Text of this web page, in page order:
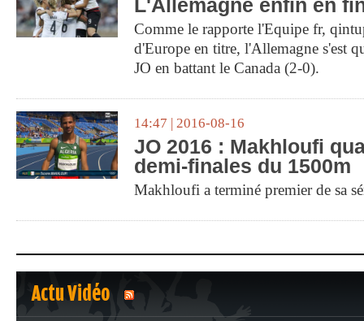
L'Allemagne enfin en
Comme le rapporte l'Equipe fr,
d'Europe en titre, l'Allemagne s'est
JO en battant le Canada (2-0).
14:47 | 2016-08-16
JO 2016 : Makhloufi
demi-finales du 1500m
Makhloufi a terminé premier de sa
Actu Vidéo
1 2